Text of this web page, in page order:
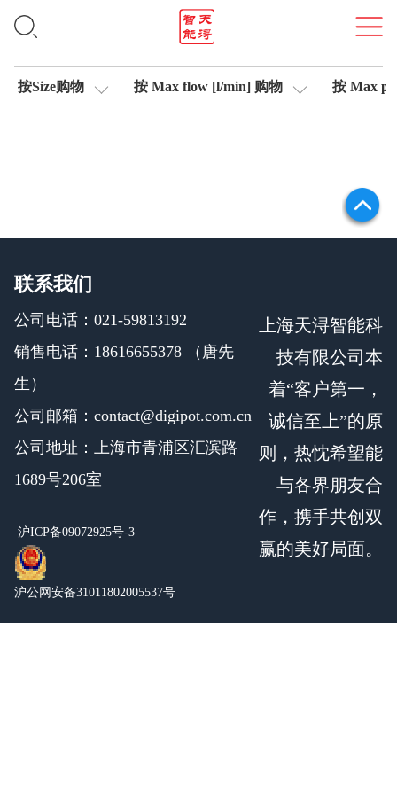
信号测试仪
按Size购物 按 Max flow [l/min] 购物 按 Max
联系我们
公司电话：021-59813192
销售电话：18616655378 （唐先
生）
公司邮箱：contact@digipot.com.cn
公司地址：上海市青浦区汇滨路
1689号206室
沪ICP备09072925号-3
沪公网安备31011802005537号
上海天浔智能科
技有限公司本
着“客户第一，
诚信至上”的原
则，热忱希望能
与各界朋友合
作，携手共创双
赢的美好局面。